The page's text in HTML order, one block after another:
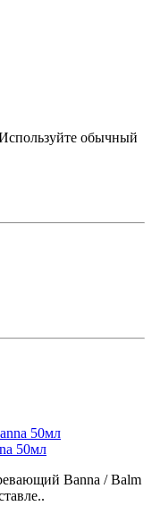
обычный
50мл
Banna / Balm